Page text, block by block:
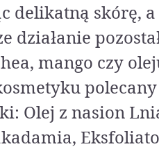
delikatną skórę,
działanie
mango czy
Olej z nasion